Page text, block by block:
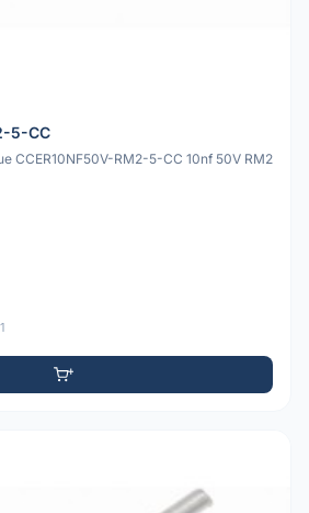
5-CC
CCER10NF50V-RM2-5-CC 10nf 50V RM2